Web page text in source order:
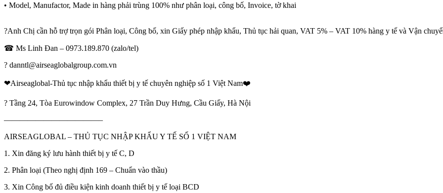
• Model, Manufactor, Made in hàng phải trùng 100% như phân loại, công bố, Invoice, tờ khai
?Anh Chị cần hỗ trợ trọn gói Phân loại, Công bố, xin Giấy phép nhập khẩu, Thủ tục hải quan, VAT 5% – VAT 10% hàng y tế và Vận
☎ Ms Linh Đan – 0973.189.870 (zalo/tel)
? danntl@airseaglobalgroup.com.vn
❤Airseaglobal-Thủ tục nhập khẩu thiết bị y tế chuyên nghiệp số 1 Việt Nam❤️
? Tầng 24, Tòa Eurowindow Complex, 27 Trần Duy Hưng, Cầu Giấy, Hà Nội
————————————–
AIRSEAGLOBAL – THỦ TỤC NHẬP KHẨU Y TẾ SỐ 1 VIỆT NAM
1. Xin đăng ký lưu hành thiết bị y tế C, D
2. Phân loại (Theo nghị định 169 – Chuẩn vào thầu)
3. Xin Công bố đủ điều kiện kinh doanh thiết bị y tế loại BCD